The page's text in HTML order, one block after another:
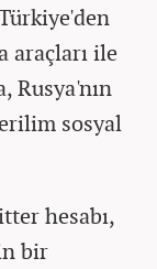
araçları ile
Rusya'nın
sosyal
hesabı,
bir